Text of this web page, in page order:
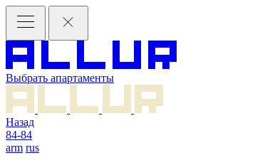
Выбрать апартаменты
Назад
84-84
arm rus